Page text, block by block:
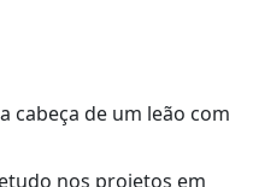
nos projetos em